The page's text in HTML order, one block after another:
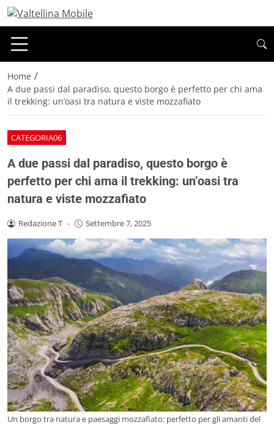
Home /
A due passi dal paradiso, questo borgo è perfetto per chi ama
il trekking: un’oasi tra natura e viste mozzafiato
CATEGORIA06
A due passi dal paradiso, questo borgo è
perfetto per chi ama il trekking: un’oasi tra
natura e viste mozzafiato
Redazione T - Settembre 7, 2025
Un borgo tra natura e paesaggi mozzafiato: perfetto per gli amanti del